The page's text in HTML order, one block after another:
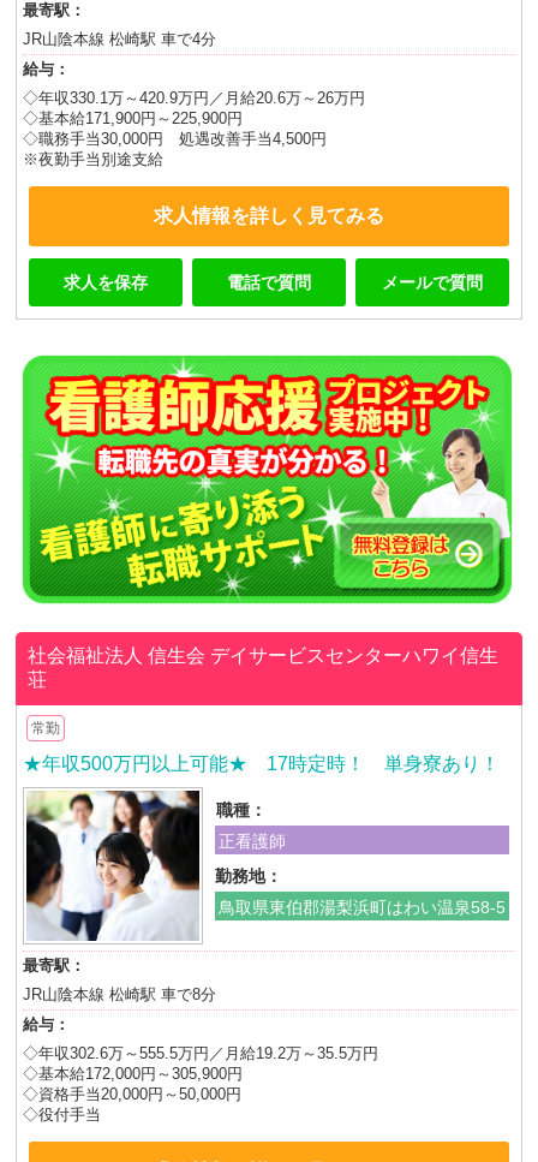
最寄駅：
JR山陰本線 松崎駅 車で4分
給与：
◇年収330.1万～420.9万円／月給20.6万～26万円
◇基本給171,900円～225,900円
◇職務手当30,000円 処遇改善手当4,500円
※夜勤手当別途支給
求人情報を詳しく見てみる
求人を保存 電話で質問 メールで質問
社会福祉法人 信生会 デイサービスセンターハワイ信生
荘
常勤
★年収500万円以上可能★ 17時定時！ 単身寮あり！
職種：
正看護師
勤務地：
鳥取県東伯郡湯梨浜町はわい温泉58-5
最寄駅：
JR山陰本線 松崎駅 車で8分
給与：
◇年収302.6万～555.5万円／月給19.2万～35.5万円
◇基本給172,000円～305,900円
◇資格手当20,000円～50,000円
◇役付手当